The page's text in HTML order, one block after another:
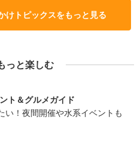
けトピックスをもっと見る
っと楽しむ
ト＆グルメガイド
い！夜間開催や水系イベントも